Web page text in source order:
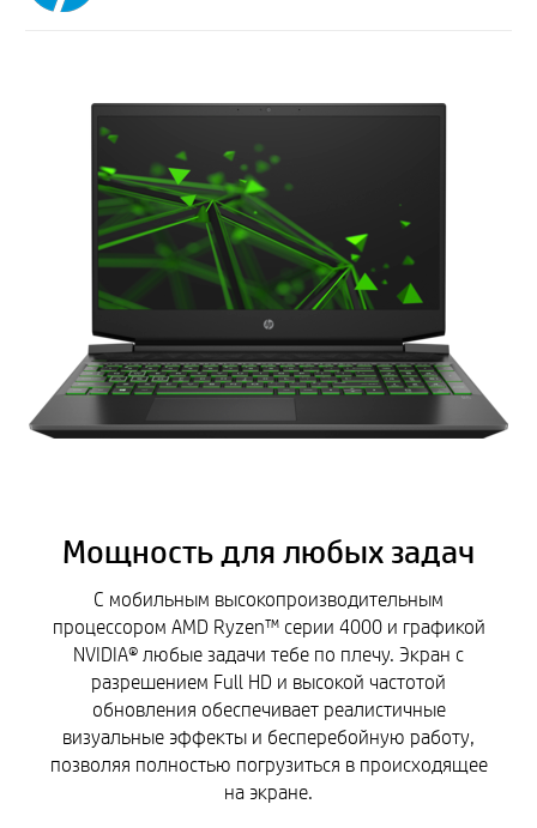
Мощность для любых задач
С мобильным высокопроизводительным
процессором AMD Ryzen™ серии 4000 и графикой
NVIDIA® любые задачи тебе по плечу. Экран с
разрешением Full HD и высокой частотой
обновления обеспечивает реалистичные
визуальные эффекты и бесперебойную работу,
позволяя полностью погрузиться в происходящее
на экране.